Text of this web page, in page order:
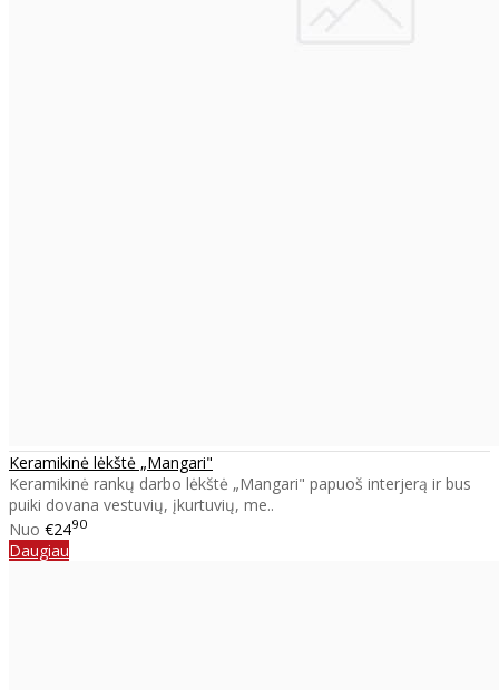
Keramikinė lėkštė „Mangari"
Keramikinė rankų darbo lėkštė „Mangari" papuoš interjerą ir bus
puiki dovana vestuvių, įkurtuvių, me..
Nuo €2490
Daugiau